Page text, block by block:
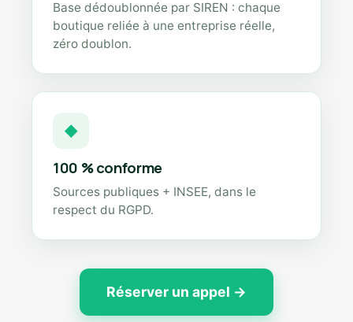
Base dédoublonnée par SIREN : chaque
boutique reliée à une entreprise réelle,
zéro doublon.
◆
100 % conforme
Sources publiques + INSEE, dans le
respect du RGPD.
Réserver un appel →